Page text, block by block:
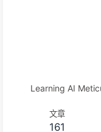
Learning AI
文章
161